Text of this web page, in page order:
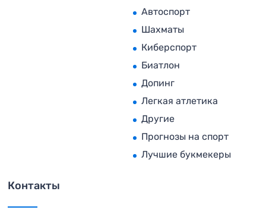
Автоспорт
Шахматы
Киберспорт
Биатлон
Допинг
Легкая атлетика
Другие
Прогнозы на спорт
Лучшие букмекеры
Контакты